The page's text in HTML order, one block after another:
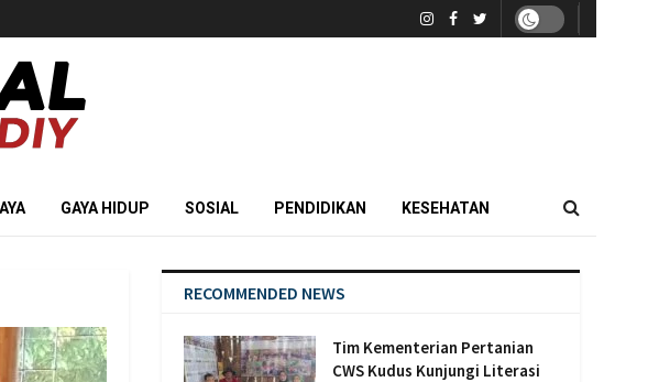
GAYA HIDUP SOSIAL PENDIDIKAN KESEHATAN
RECOMMENDED NEWS
Tim Kementerian Pertanian
CWS Kudus Kunjungi Literasi